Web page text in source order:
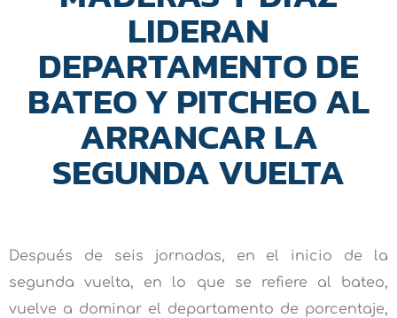
LIDERAN
DEPARTAMENTO DE
BATEO Y PITCHEO AL
ARRANCAR LA
SEGUNDA VUELTA
Después de seis jornadas, en el inicio de la
segunda vuelta, en lo que se refiere al bateo,
vuelve a dominar el departamento de porcentaje,